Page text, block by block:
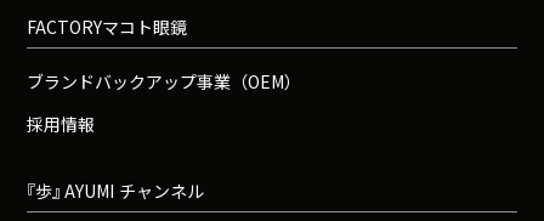
FACTORYマコト眼鏡
ブランドバックアップ事業（OEM）
採用情報
『歩』AYUMI チャンネル